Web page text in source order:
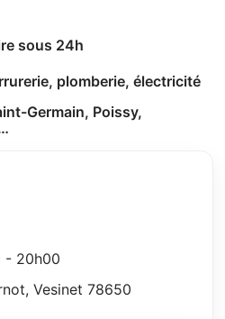
sous 24h
plomberie, électricité
Germain, Poissy,
- 20h00
Vesinet 78650